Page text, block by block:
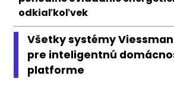
odkiaľkoľvek
Všetky systémy
pre inteligentnú
platforme